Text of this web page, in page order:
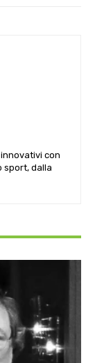
con
sport, dalla